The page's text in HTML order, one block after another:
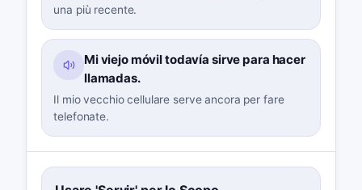
una più recente.
Mi viejo móvil todavía sirve para hacer
llamadas.
Il mio vecchio cellulare serve ancora per fare
telefonate.